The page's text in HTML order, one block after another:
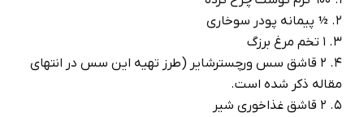
½ پیمانه پودر سوخاری
1 تخم مرغ برزگ
2 قاشق سس ورچسترشایر (طرز تهیه این سس در انتهای
مقاله ذکر شده است.
2 قاشق غذاخوری شیر